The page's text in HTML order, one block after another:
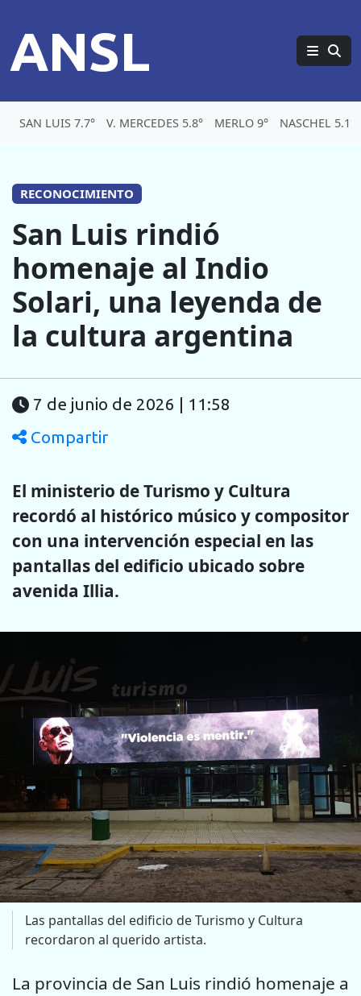
ANSL
SAN LUIS 7.7° V. MERCEDES 5.8° MERLO 9° NASCHEL 5.1°
RECONOCIMIENTO
San Luis rindió
homenaje al Indio
Solari, una leyenda de
la cultura argentina
7 de junio de 2026 | 11:58
Compartir
El ministerio de Turismo y Cultura
recordó al histórico músico y compositor
con una intervención especial en las
pantallas del edificio ubicado sobre
avenida Illia.
Las pantallas del edificio de Turismo y Cultura
recordaron al querido artista.
La provincia de San Luis rindió homenaje a